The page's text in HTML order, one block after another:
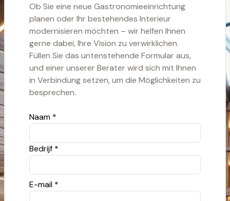
Ob Sie eine neue Gastronomieeinrichtung
planen oder Ihr bestehendes Interieur
modernisieren möchten – wir helfen Ihnen
gerne dabei, Ihre Vision zu verwirklichen.
Füllen Sie das untenstehende Formular aus,
und einer unserer Berater wird sich mit Ihnen
in Verbindung setzen, um die Möglichkeiten zu
besprechen.
Naam *
Bedrijf *
E-mail *